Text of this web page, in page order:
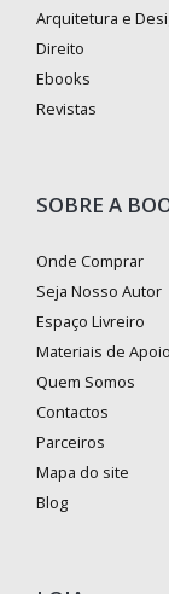
Arquitetura e
Direito
Ebooks
Revistas
SOBRE A
Onde Comprar
Seja Nosso Autor
Espaço Livreiro
Materiais de Apoio
Quem Somos
Contactos
Parceiros
Mapa do site
Blog